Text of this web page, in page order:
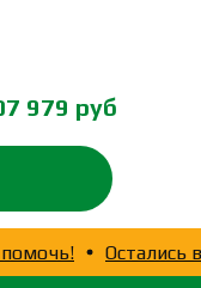
979 руб
рады помочь!